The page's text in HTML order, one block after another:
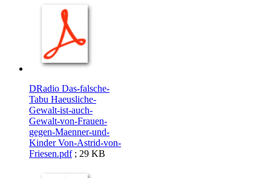
DRadio Das-falsche-
Tabu Haeusliche-
Gewalt-ist-auch-
Gewalt-von-Frauen-
gegen-Maenner-und-
Kinder Von-Astrid-von-
Friesen.pdf; 29 KB